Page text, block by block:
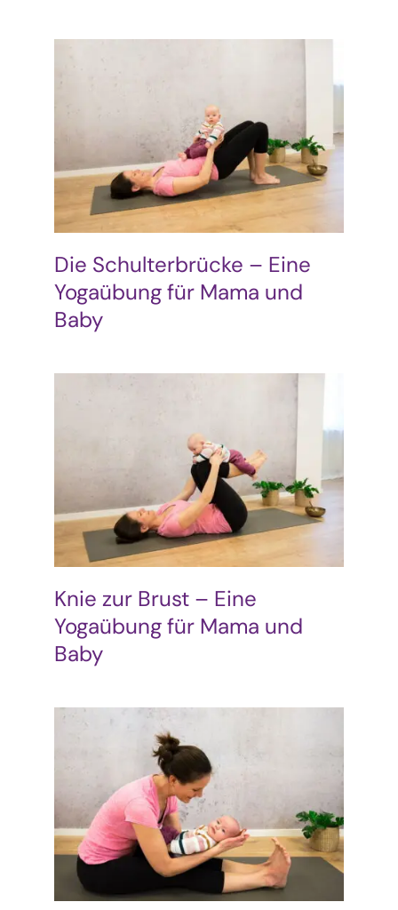
Die Schulterbrücke – Eine
Yogaübung für Mama und
Baby
Knie zur Brust – Eine
Yogaübung für Mama und
Baby